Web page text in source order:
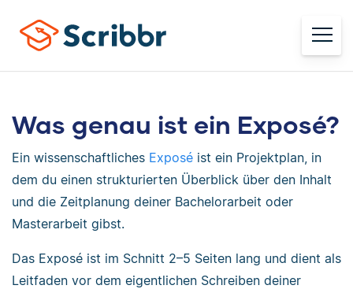
Was genau ist ein Exposé?
Ein wissenschaftliches Exposé ist ein Projektplan, in
dem du einen strukturierten Überblick über den Inhalt
und die Zeitplanung deiner Bachelorarbeit oder
Masterarbeit gibst.
Das Exposé ist im Schnitt 2–5 Seiten lang und dient als
Leitfaden vor dem eigentlichen Schreiben deiner